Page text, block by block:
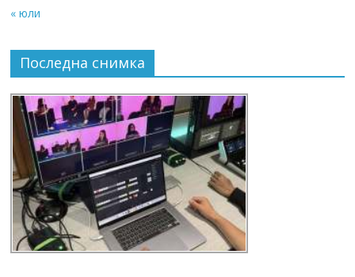
« юли
Последна снимка